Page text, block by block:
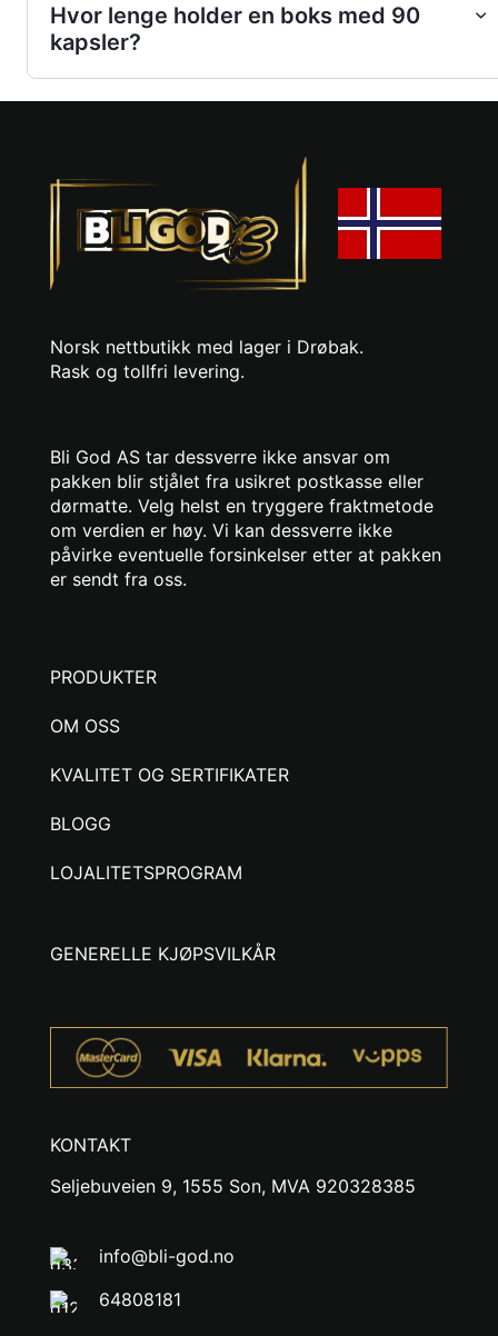
Hvor lenge holder en boks med 90
kapsler?
Norsk nettbutikk med lager i Drøbak.
Rask og tollfri levering.
Bli God AS tar dessverre ikke ansvar om
pakken blir stjålet fra usikret postkasse eller
dørmatte. Velg helst en tryggere fraktmetode
om verdien er høy. Vi kan dessverre ikke
påvirke eventuelle forsinkelser etter at pakken
er sendt fra oss.
PRODUKTER
OM OSS
KVALITET OG SERTIFIKATER
BLOGG
LOJALITETSPROGRAM
GENERELLE KJØPSVILKÅR
KONTAKT
Seljebuveien 9, 1555 Son, MVA 920328385
info@bli-god.no
64808181